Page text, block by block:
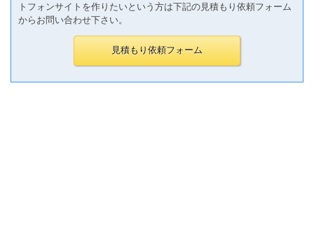
トフォンサイトを作りたいという方は下記の見積もり依頼フォーム
からお問い合わせ下さい。